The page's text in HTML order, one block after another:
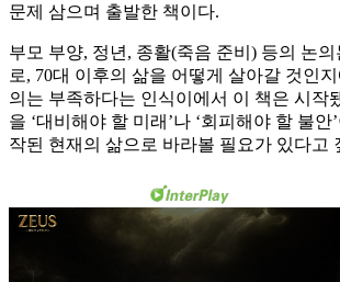
문제 삼으며 출발한 책이다.
부모 부양, 정년, 종활(죽음 준비) 등의 논의
로, 70대 이후의 삶을 어떻게 살아갈 것인
의는 부족하다는 인식이에서 이 책은 시작
을 ‘대비해야 할 미래’나 ‘회피해야 할 불안
작된 현재의 삶으로 바라볼 필요가 있다고